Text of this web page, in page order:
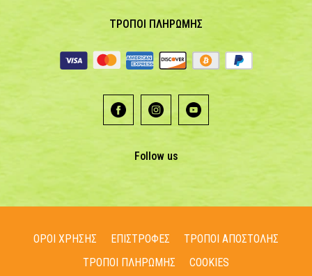
ΤΡΟΠΟΙ ΠΛΗΡΩΜΗΣ
Follow us
ΟΡΟΙ ΧΡΗΣΗΣ ΕΠΙΣΤΡΟΦΕΣ
ΤΡΟΠΟΙ ΑΠΟΣΤΟΛΗΣ
ΤΡΟΠΟΙ ΠΛΗΡΩΜΗΣ
COOKIES